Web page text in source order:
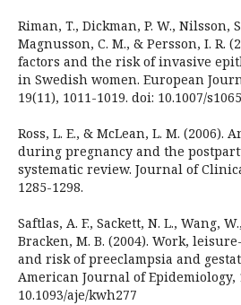
Riman, T., Dickman, P. W., Nilsson,
Magnusson, C. M., & Persson, I. R.
factors and the risk of invasive
in Swedish women. European
19(11), 1011-1019. doi: 10.1007/
Ross, L. E., & McLean, L. M. (2006).
during pregnancy and the
systematic review. Journal of
1285-1298.
Saftlas, A. F., Sackett, N. L., Wang,
Bracken, M. B. (2004). Work,
and risk of preeclampsia and
American Journal of Epidemiology,
10.1093/aje/kwh277